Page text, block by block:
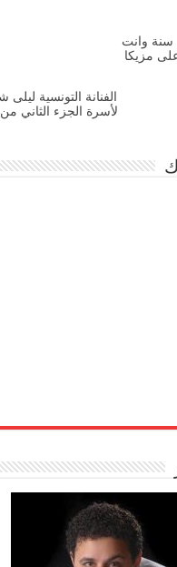
سنة وانت
مزيكا
الفنانة التونسية
لأسرة الجزء الثاني